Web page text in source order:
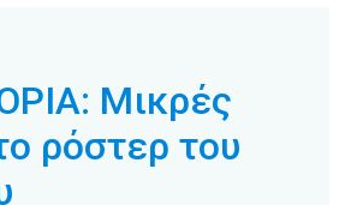
Μικρές
ρόστερ του